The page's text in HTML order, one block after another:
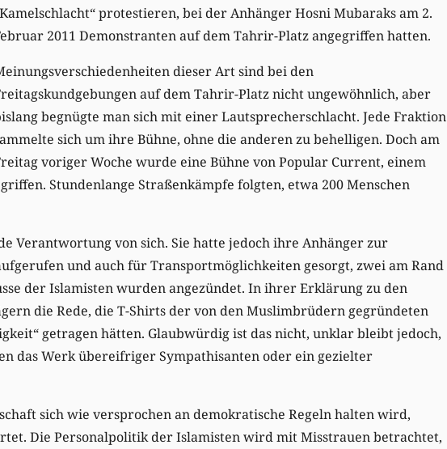
protestieren, bei der Anhänger Hosni Mubaraks am 2.
2011 Demonstranten auf dem Tahrir-Platz angegriffen hatten.
dieser Art sind bei den
auf dem Tahrir-Platz nicht ungewöhnlich, aber
begnügte man sich mit einer Lautsprecherschlacht. Jede Fraktion
sich um ihre Bühne, ohne die anderen zu behelligen. Doch am
voriger Woche wurde eine Bühne von Popular Current, einem
Stundenlange Straßenkämpfe folgten, etwa 200 Menschen
Verantwortung von sich. Sie hatte jedoch ihre Anhänger zur
und auch für Transportmöglichkeiten gesorgt, zwei am Rand
der Islamisten wurden angezündet. In ihrer Erklärung zu den
die Rede, die T-Shirts der von den Muslimbrüdern gegründeten
getragen hätten. Glaubwürdig ist das nicht, unklar bleibt jedoch,
das Werk übereifriger Sympathisanten oder ein gezielter
sich wie versprochen an demokratische Regeln halten wird,
Die Personalpolitik der Islamisten wird mit Misstrauen betrachtet,